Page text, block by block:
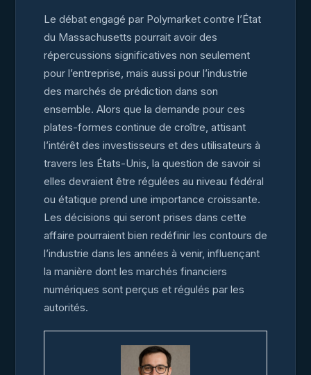
Le débat engagé par Polymarket contre l’État
du Massachusetts pourrait avoir des
répercussions significatives non seulement
pour l’entreprise, mais aussi pour l’industrie
des marchés de prédiction dans son
ensemble. Alors que la demande pour ces
plates-formes continue de croître, attisant
l’intérêt des investisseurs et des utilisateurs à
travers les États-Unis, la question de savoir si
elles devraient être régulées au niveau fédéral
ou étatique prend une importance croissante.
Les décisions qui seront prises dans cette
affaire pourraient bien redéfinir les contours de
l’industrie dans les années à venir, influençant
la manière dont les marchés financiers
numériques sont perçus et régulés par les
autorités.